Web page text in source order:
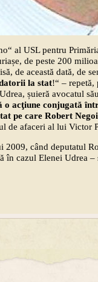
al USL pentru
de peste 200
de această dată, de
la stat!“ – repetă,
șuieră avocatul
o acţiune conjugată
pe care Robert
de afaceri al lui Victor
2009, când deputatul
în cazul Elenei Udrea